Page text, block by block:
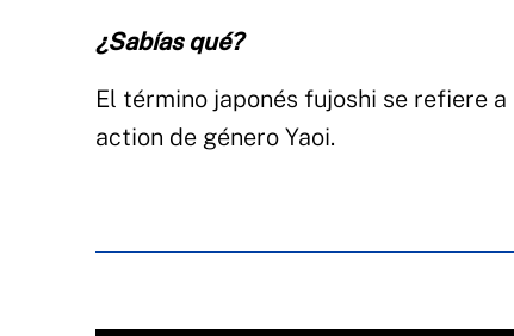
¿Sabías qué?
El término japonés fujoshi se refiere
action de género Yaoi.